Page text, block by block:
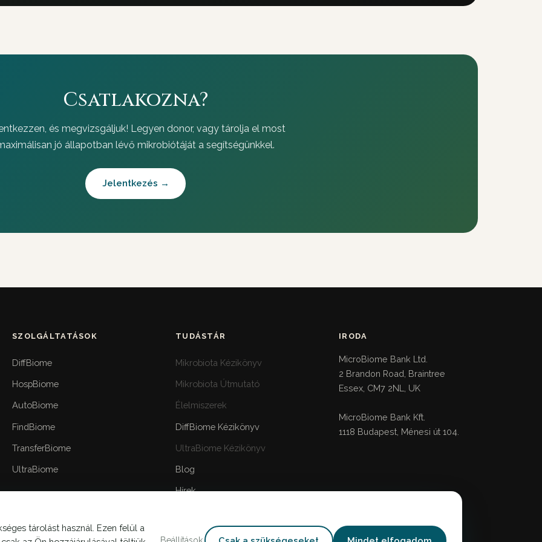
Csatlakozna?
és megvizsgáljuk! Legyen donor, vagy tárolja el most
jó állapotban lévő mikrobiótáját a segítségünkkel.
Jelentkezés →
SZOLGÁLTATÁSOK
DiffBiome
HospBiome
AutoBiome
FindBiome
TransferBiome
UltraBiome
TUDÁSTÁR
Mikrobiota Kézikönyv
Mikrobiota Útmutató
Élelmiszerek
DiffBiome Kézikönyv
UltraBiome Kézikönyv
Blog
Hírek
IRODA
MicroBiome Bank Ltd.
2 Brandon Road, Braintree
Essex, CM7 2NL, UK
MicroBiome Bank Kft.
1118 Budapest, Ménesi út 104.
tárolást használ. Ezen felül a